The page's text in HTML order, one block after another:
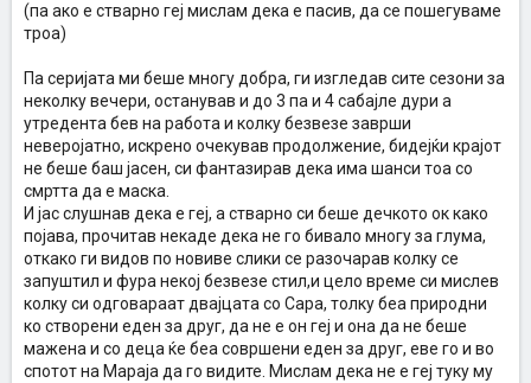
(па ако е стварно геј мислам дека е пасив, да се пошегуваме
троа)
Па серијата ми беше многу добра, ги изгледав сите сезони за
неколку вечери, останував и до 3 па и 4 сабајле дури а
утредента бев на работа и колку безвезе заврши
неверојатно, искрено очекував продолжение, бидејќи крајот
не беше баш јасен, си фантазирав дека има шанси тоа со
смртта да е маска.
И јас слушнав дека е геј, а стварно си беше дечкото ок како
појава, прочитав некаде дека не го бивало многу за глума,
откако ги видов по новиве слики се разочарав колку се
запуштил и фура некој безвезе стил,и цело време си мислев
колку си одговараат двајцата со Сара, толку беа природни
ко створени еден за друг, да не е он геј и она да не беше
мажена и со деца ќе беа совршени еден за друг, еве го и во
спотот на Мараја да го видите. Мислам дека не е геј туку му